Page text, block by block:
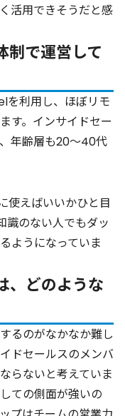
活用できそうだと感
で運営して
を利用し、ほぼリモ
す。インサイドセー
年齢層も20～40代
使えばいいかひと目
識のない人でもダッ
ようになっていま
どのような
るのがなかなか難し
ドセールスのメンバ
らないと考えていま
ての側面が強いの